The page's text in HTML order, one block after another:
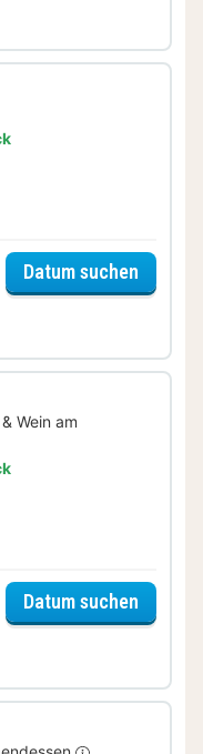
Datum suchen
Wein am
Datum suchen